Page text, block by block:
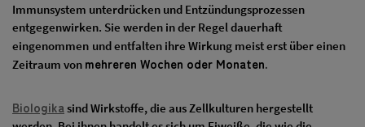
Immunsystem unterdrücken und Entzündungsprozessen
entgegenwirken. Sie werden in der Regel dauerhaft
eingenommen und entfalten ihre Wirkung meist erst über einen
Zeitraum von mehreren Wochen oder Monaten.
Biologika sind Wirkstoffe, die aus Zellkulturen hergestellt